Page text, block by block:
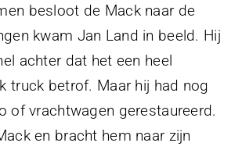
besloot de Mack naar de
kwam Jan Land in beeld. Hij
achter dat het een heel
truck betrof. Maar hij had nog
of vrachtwagen gerestaureerd.
en bracht hem naar zijn